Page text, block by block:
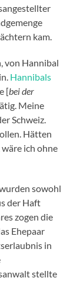
kam.
von Hannibal
Hannibals
[bei der
Meine
Schweiz.
Hätten
ich ohne
sowohl
der Haft
zogen die
Ehepaar
in
stellte